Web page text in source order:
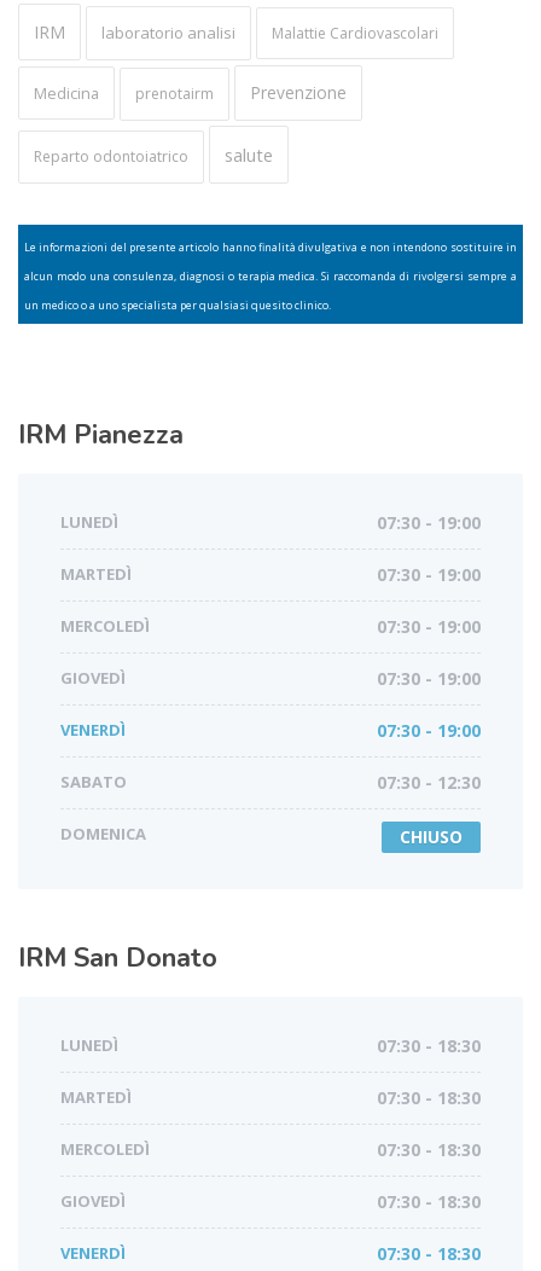
IRM laboratorio analisi Malattie Cardiovascolari
Medicina prenotairm Prevenzione
Reparto odontoiatrico salute
Le informazioni del presente articolo hanno finalità divulgativa e non intendono sostituire in
alcun modo una consulenza, diagnosi o terapia medica. Si raccomanda di rivolgersi sempre a
un medico o a uno specialista per qualsiasi quesito clinico.
IRM Pianezza
LUNEDÌ 07:30 - 19:00
MARTEDÌ 07:30 - 19:00
MERCOLEDÌ 07:30 - 19:00
GIOVEDÌ 07:30 - 19:00
VENERDÌ 07:30 - 19:00
SABATO 07:30 - 12:30
DOMENICA CHIUSO
IRM San Donato
LUNEDÌ 07:30 - 18:30
MARTEDÌ 07:30 - 18:30
MERCOLEDÌ 07:30 - 18:30
GIOVEDÌ 07:30 - 18:30
VENERDÌ 07:30 - 18:30